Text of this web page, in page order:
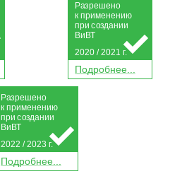
Подробнее...
Разрешено
к применению
присоздании
Ви ВТ
2020 / 2021 г.
Подробнее...
Разрешено
к применению
присоздании
Ви ВТ
2022 / 2023 г.